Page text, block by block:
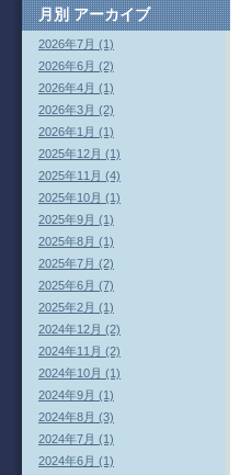
月別アーカイブ
2026年7月 (1)
2026年6月 (2)
2026年4月 (1)
2026年3月 (2)
2026年1月 (1)
2025年12月 (1)
2025年11月 (4)
2025年10月 (1)
2025年9月 (1)
2025年8月 (1)
2025年7月 (2)
2025年6月 (7)
2025年2月 (1)
2024年12月 (2)
2024年11月 (2)
2024年10月 (1)
2024年9月 (1)
2024年8月 (3)
2024年7月 (1)
2024年6月 (1)